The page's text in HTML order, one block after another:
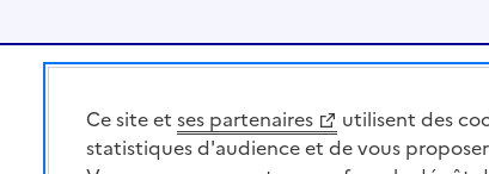
Pied de page
MINISTÈRE
DE L'AGRICULTURE
Ce site et ses partenaires
utilisent des
statistiques d'audience et de vous